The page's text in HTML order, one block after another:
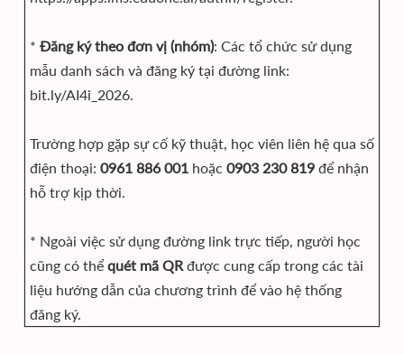
* Đăng ký theo đơn vị (nhóm): Các tổ chức sử dụng
mẫu danh sách và đăng ký tại đường link:
bit.ly/AI4i_2026.
Trường hợp gặp sự cố kỹ thuật, học viên liên hệ qua số
điện thoại: 0961 886 001 hoặc 0903 230 819 để nhận
hỗ trợ kịp thời.
* Ngoài việc sử dụng đường link trực tiếp, người học
cũng có thểquét mã QR được cung cấp trong các tài
liệu hướng dẫn của chương trình để vào hệ thống
đăng ký.